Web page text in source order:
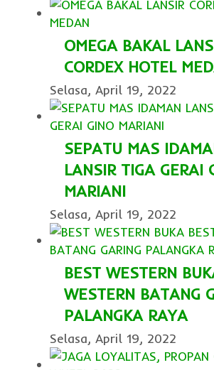
OMEGA BAKAL
CORDEX HOTEL
Selasa, April 19, 2022
SEPATU MAS
LANSIR TIGA GERAI
MARIANI
Selasa, April 19, 2022
BEST WESTERN
WESTERN BATANG
PALANGKA RAYA
Selasa, April 19, 2022